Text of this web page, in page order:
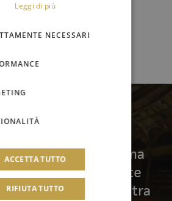
in anteprima
e offerte
Fondazione Orchestra
Leggi di più
NECESSARI
ACCETTA TUTTO
RIFIUTA TUTTO